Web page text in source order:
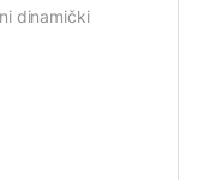
dinamički